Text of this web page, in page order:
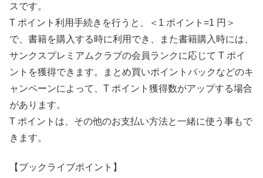
スです。
T ポイント利用手続きを行うと、＜1 ポイント=1 円＞
で、書籍を購入する時に利用でき、また書籍購入時には、
サンクスプレミアムクラブの会員ランクに応じて T ポイ
ントを獲得できます。まとめ買いポイントバックなどのキ
ャンペーンによって、T ポイント獲得数がアップする場合
があります。
T ポイントは、その他のお支払い方法と一緒に使う事もで
きます。
【ブックライブポイント】